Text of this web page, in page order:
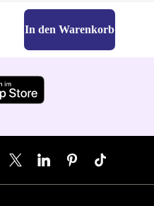
In den Warenkorb